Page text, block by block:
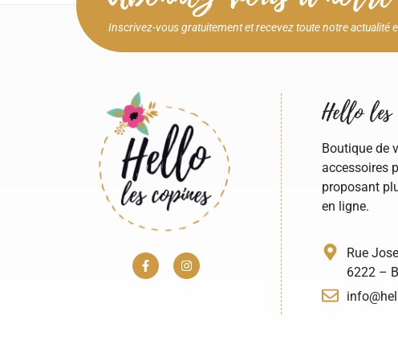
Inscrivez-vous gratuitement et recevez toute notre
Hello les
Boutique de
accessoires
proposant
en ligne.
Rue
6222 –